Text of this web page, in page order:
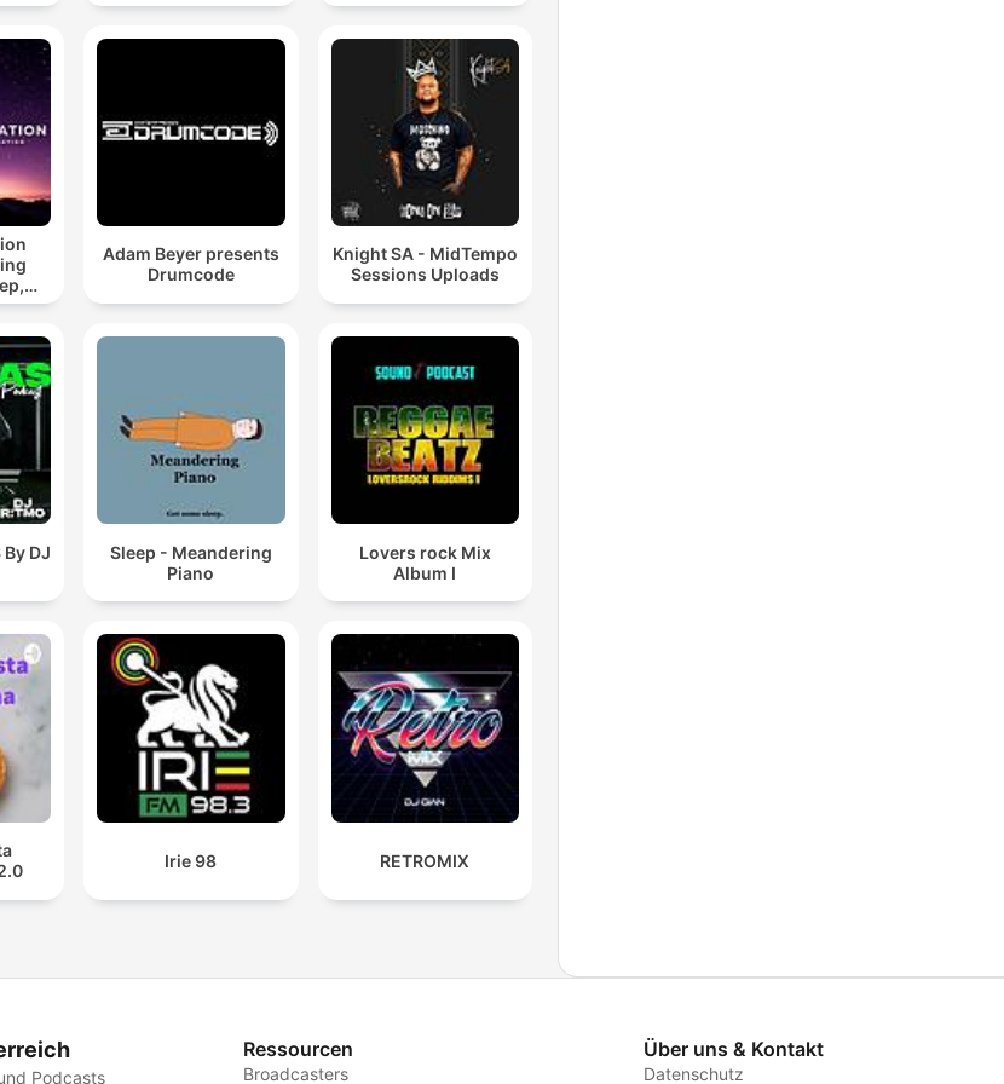
Hypnotic Techno
Adam Beyer presents
Drumcode
Knight SA - MidTempo
Sessions Uploads
By DJ
Sleep - Meandering
Piano
Lovers rock Mix
Album I
Irie 98 RETROMIX
Podcasts
Ressourcen
Broadcasters
Über uns & Kontakt
Datenschutz